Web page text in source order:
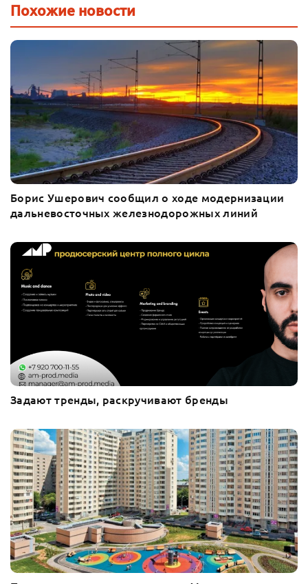
Похожие новости
Борис Ушерович сообщил о ходе модернизации
дальневосточных железнодорожных линий
Задают тренды, раскручивают бренды